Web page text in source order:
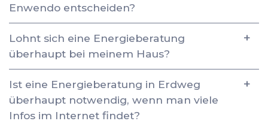
Enwendo entscheiden?
Lohnt sich eine Energieberatung
überhaupt bei meinem Haus?
Ist eine Energieberatung in Erdweg
überhaupt notwendig, wenn man viele
Infos im Internet findet?